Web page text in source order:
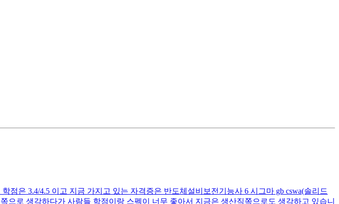
은 3.4/4.5 이고 지금 가지고 있는 자격증은 반도체설비보전기능사 6 시그마 gb cswa(솔리드
로 생각하다가 사람들 학점이랑 스펙이 너무 좋아서 지금은 생산직쪽으로도 생각하고 있습니